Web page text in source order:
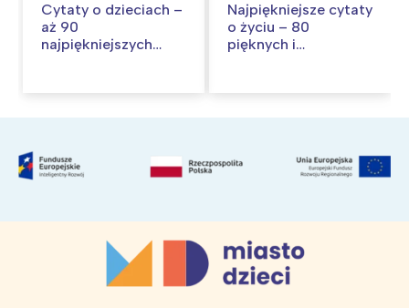
Cytaty o dzieciach –
aż 90
najpiękniejszych
Najpiękniejsze cytaty
o życiu – 80
pięknych i